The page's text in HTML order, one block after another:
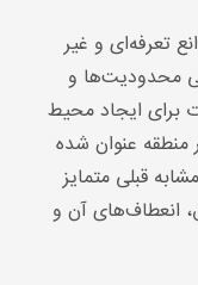
تعرفه‌ای و غیر
محدودیت‌ها و
برای ایجاد محیط
منطقه عنوان شده
قبلی متمایز
انعطاف‌های آن و